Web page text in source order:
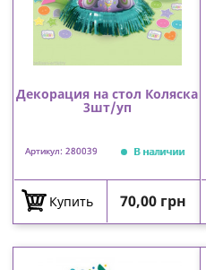
Декорация на стол Коляска
3шт/уп
Артикул: 280039 В наличии
Купить Цена
70,00 грн